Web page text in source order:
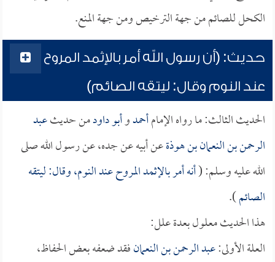
الكحل للصائم من جهة الترخيص ومن جهة المنع.
حديث: (أن رسول الله أمر بالإثمد المروح
عند النوم وقال: ليتقه الصائم)
الحديث الثالث: ما رواه الإمامأحمدوأبو داودمن حديثعبد
الرحمن بن النعمان بن هوذةعن أبيه عن جده، عن رسول الله صلى
الله عليه وسلم: (أنه أمر بالإثمد المروح عند النوم، وقال: ليتقه
الصائم).
هذا الحديث معلول بعدة علل:
العلة الأولى:عبد الرحمن بن النعمانفقد ضعفه بعض الحفاظ،